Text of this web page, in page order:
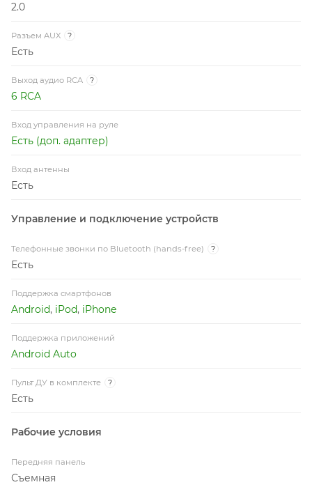
2.0
Разъем AUX ?
Есть
Выход aудио RCA ?
6 RCA
Вход управления на руле
Есть (доп. адаптер)
Вход антенны
Есть
Управление и подключение устройств
Телефонные звонки по Bluetooth (hands-free) ?
Есть
Поддержка смартфонов
Android, iPod, iPhone
Поддержка приложений
Android Auto
Пульт ДУ в комплекте ?
Есть
Рабочие условия
Передняя панель
Съемная